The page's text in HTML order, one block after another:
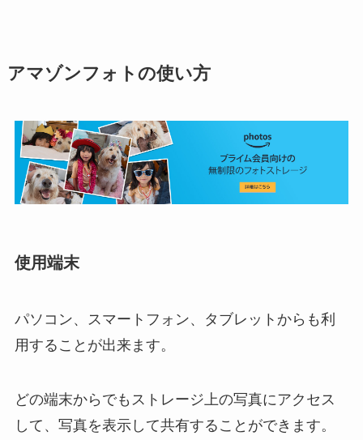
アマゾンフォトの使い方
使用端末
パソコン、スマートフォン、タブレットからも利
用することが出来ます。
どの端末からでもストレージ上の写真にアクセス
して、写真を表示して共有することができます。